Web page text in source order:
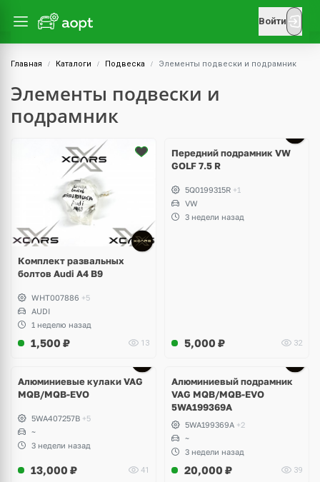
Войти
Главная Каталоги Подвеска Элементы подвески и подрамник
Элементы подвески и
подрамник
Комплект развальных
болтов Audi A4 B9
WHT007886 +5
AUDI
1 неделю назад
1,500 ₽ 13
Передний подрамник VW
GOLF 7.5 R
5Q0199315R +1
VW
3 недели назад
5,000 ₽ 32
Алюминиевые кулаки VAG
MQB/MQB-EVO
5WA407257B +5
~
3 недели назад
13,000 ₽ 41
Алюминиевый подрамник
VAG MQB/MQB-EVO
5WA199369A
5WA199369A +2
~
3 недели назад
20,000 ₽ 39